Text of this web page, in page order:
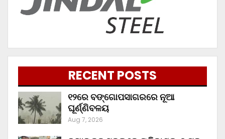
RECENT POSTS
୧୨ରେ ବଙ୍ଗୋପସାଗରରେ ନୂଆ
ଘୂର୍ଣ୍ଣିବଳୟ
Aug 7, 2026